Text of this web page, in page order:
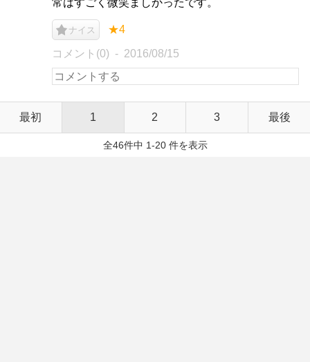
常はすごく微笑ましかったです。
ナイス ★4
コメント(0) 2016/08/15
最初 1 2 3 最後
全46件中 1-20 件を表示